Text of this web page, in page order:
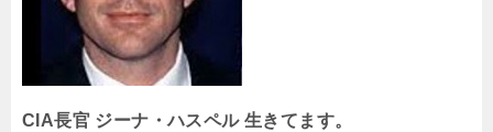
CIA長官 ジーナ・ハスペル 生きてます。